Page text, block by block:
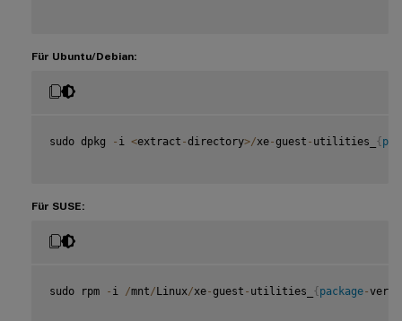
Für Ubuntu/Debian:
sudo dpkg - i <extract -directory>/xe-guest - utilities_ {
Für SUSE:
sudo rpm - i /mnt/ Linux/xe-guest - utilities_ { package-